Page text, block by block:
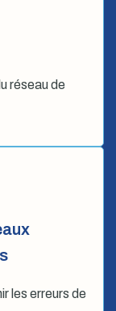
réseau de
les erreurs de